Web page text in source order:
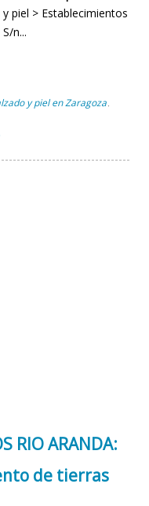
piel > Establecimientos
n...
y piel en Zaragoza ,
RIO ARANDA:
de tierras